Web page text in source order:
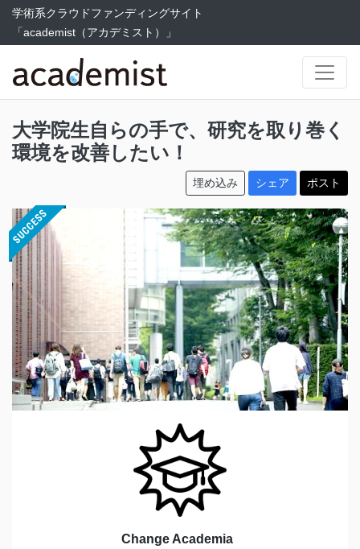
学術系クラウドファンディングサイト
「academist（アカデミスト）」
大学院生自らの手で、研究を取り巻く
環境を改善したい！
埋め込み シェア ポスト
Change Academia